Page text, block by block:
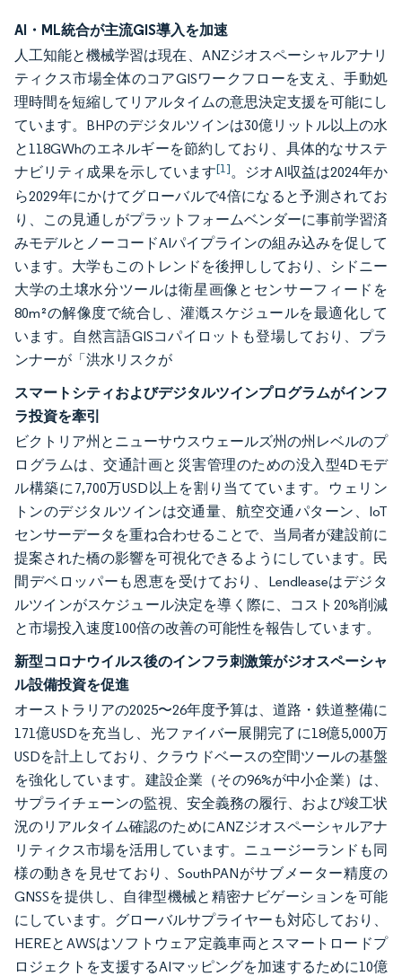
AI・ML統合が主流GIS導入を加速
人工知能と機械学習は現在、ANZジオスペーシャルアナリ
ティクス市場全体のコアGISワークフローを支え、手動処
理時間を短縮してリアルタイムの意思決定支援を可能にし
ています。BHPのデジタルツインは30億リットル以上の水
と118GWhのエネルギーを節約しており、具体的なサステ
ナビリティ成果を示しています[1]。ジオAI収益は2024年か
ら2029年にかけてグローバルで4倍になると予測されてお
り、この見通しがプラットフォームベンダーに事前学習済
みモデルとノーコードAIパイプラインの組み込みを促して
います。大学もこのトレンドを後押ししており、シドニー
大学の土壌水分ツールは衛星画像とセンサーフィードを
80m²の解像度で統合し、灌漑スケジュールを最適化して
います。自然言語GISコパイロットも登場しており、プラ
ンナーが「洪水リスクが
スマートシティおよびデジタルツインプログラムがインフ
ラ投資を牽引
ビクトリア州とニューサウスウェールズ州の州レベルのプ
ログラムは、交通計画と災害管理のための没入型4Dモデ
ル構築に7,700万USD以上を割り当てています。ウェリン
トンのデジタルツインは交通量、航空交通パターン、IoT
センサーデータを重ね合わせることで、当局者が建設前に
提案された橋の影響を可視化できるようにしています。民
間デベロッパーも恩恵を受けており、Lendleaseはデジタ
ルツインがスケジュール決定を導く際に、コスト20%削減
と市場投入速度100倍の改善の可能性を報告しています。
新型コロナウイルス後のインフラ刺激策がジオスペーシャ
ル設備投資を促進
オーストラリアの2025〜26年度予算は、道路・鉄道整備に
171億USDを充当し、光ファイバー展開完了に18億5,000万
USDを計上しており、クラウドベースの空間ツールの基盤
を強化しています。建設企業（その96%が中小企業）は、
サプライチェーンの監視、安全義務の履行、および竣工状
況のリアルタイム確認のためにANZジオスペーシャルアナ
リティクス市場を活用しています。ニュージーランドも同
様の動きを見せており、SouthPANがサブメーター精度の
GNSSを提供し、自律型機械と精密ナビゲーションを可能
にしています。グローバルサプライヤーも対応しており、
HEREとAWSはソフトウェア定義車両とスマートロードプ
ロジェクトを支援するAIマッピングを加速するために10億